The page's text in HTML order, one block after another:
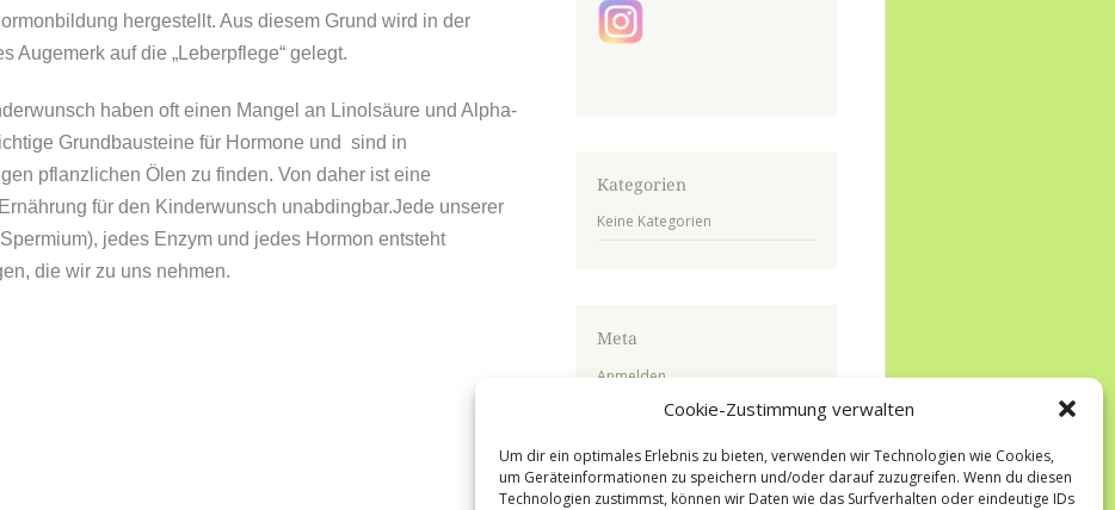
Cookie-Zustimmung verwalten
Um dir ein optimales Erlebnis zu bieten, verwenden wir Technologien wie Cookies,
um Geräteinformationen zu speichern und/oder darauf zuzugreifen. Wenn du diesen
Technologien zustimmst, können wir Daten wie das Surfverhalten oder eindeutige IDs
hergestellt. Aus diesem Grund wird in der
Augemerk auf die „Leberpflege“ gelegt.
haben oft einen Mangel an Linolsäure und Alpha-
Grundbausteine für Hormone und sind in
pflanzlichen Ölen zu finden. Von daher ist eine
für den Kinderwunsch unabdingbar.Jede unserer
jedes Enzym und jedes Hormon entsteht
die wir zu uns nehmen.
Kategorien
Keine Kategorien
Meta
Anmelden
Eintrags-Feed
Kommentar-Feed
WordPress.org